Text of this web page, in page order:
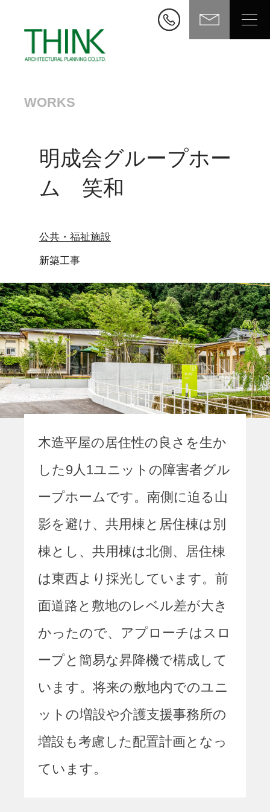
WORKS
明成会グループホー
ム 笑和
公共・福祉施設
新築工事
木造平屋の居住性の良さを生か
した9人1ユニットの障害者グル
ープホームです。南側に迫る山
影を避け、共用棟と居住棟は別
棟とし、共用棟は北側、居住棟
は東西より採光しています。前
面道路と敷地のレベル差が大き
かったので、アプローチはスロ
ープと簡易な昇降機で構成して
います。将来の敷地内でのユニ
ットの増設や介護支援事務所の
増設も考慮した配置計画となっ
ています。